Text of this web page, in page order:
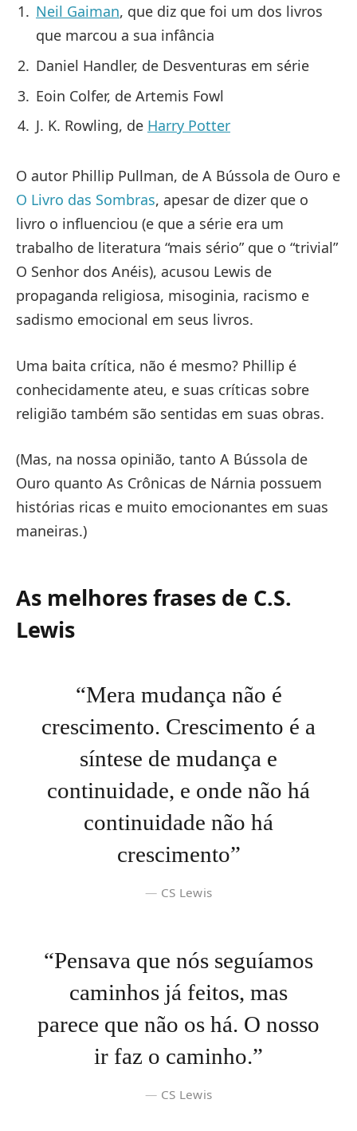
Neil Gaiman, que diz que foi um dos livros
que marcou a sua infância
Daniel Handler, de Desventuras em série
Eoin Colfer, de Artemis Fowl
J. K. Rowling, de Harry Potter
O autor Phillip Pullman, de A Bússola de Ouro e
O Livro das Sombras, apesar de dizer que o
livro o influenciou (e que a série era um
trabalho de literatura “mais sério” que o “trivial”
O Senhor dos Anéis), acusou Lewis de
propaganda religiosa, misoginia, racismo e
sadismo emocional em seus livros.
Uma baita crítica, não é mesmo? Phillip é
conhecidamente ateu, e suas críticas sobre
religião também são sentidas em suas obras.
(Mas, na nossa opinião, tanto A Bússola de
Ouro quanto As Crônicas de Nárnia possuem
histórias ricas e muito emocionantes em suas
maneiras.)
As melhores frases de C.S.
Lewis
“Mera mudança não é
crescimento. Crescimento é a
síntese de mudança e
continuidade, e onde não há
continuidade não há
crescimento”
CS Lewis
“Pensava que nós seguíamos
caminhos já feitos, mas
parece que não os há. O nosso
ir faz o caminho.”
CS Lewis